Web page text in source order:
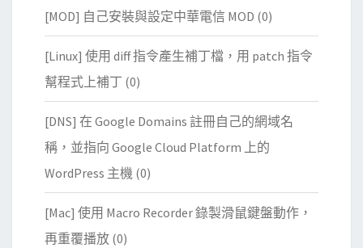
[MOD] 自己安裝與設定中華電信 MOD (0)
[Linux] 使用 diff 指令產生補丁檔，用 patch 指令
幫程式上補丁 (0)
[DNS] 在 Google Domains 註冊自己的網域名
稱，並指向 Google Cloud Platform 上的
WordPress 主機 (0)
[Mac] 使用 Macro Recorder 錄製滑鼠鍵盤動作，
再重覆播放 (0)